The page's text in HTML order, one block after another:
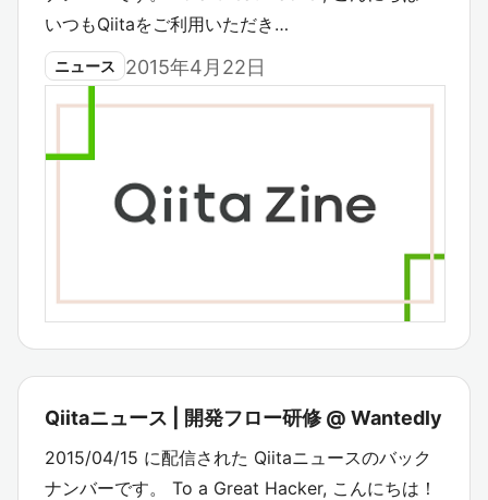
いつもQiitaをご利用いただき…
ニュース 2015年4月22日
Qiitaニュース | 開発フロー研修 @ Wantedly
2015/04/15 に配信された Qiitaニュースのバック
ナンバーです。 To a Great Hacker, こんにちは！